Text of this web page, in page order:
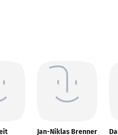
Jan-Niklas Brenner